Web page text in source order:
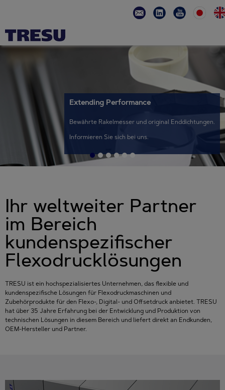
Extending Performance
Bewährte Rakelmesser und original Enddichtungen.
Informieren Sie sich bei uns.
Ihr weltweiter Partner
im Bereich
kundenspezifischer
Flexodrucklösungen
TRESU ist ein hochspezialisiertes Unternehmen, das flexible und
kundenspezifische Lösungen für Flexodruckmaschinen und
Zubehörprodukte für den Flexo-, Digital- und Offsetdruck anbietet. TRESU
hat über 35 Jahre Erfahrung bei der Entwicklung und Produktion von
technischen Lösungen in diesem Bereich und liefert direkt an Endkunden,
OEM-Hersteller und Partner.